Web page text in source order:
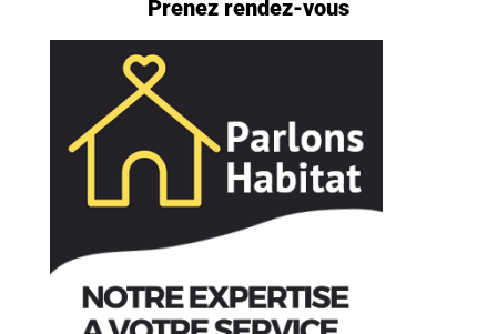
Prenez rendez-vous